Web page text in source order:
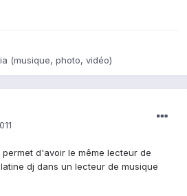
(musique, photo, vidéo)
d'avoir le même lecteur de
dj dans un lecteur de musique